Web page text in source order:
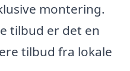
montering.
tilbud er det en
tilbud fra lokale